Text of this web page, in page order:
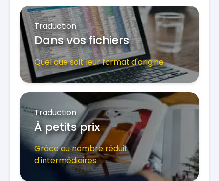
Traduction
Dans vos fichiers
Quel que soit leur format d'origine
Traduction
À petits prix
Grâce au nombre réduit
d'intermédiaires